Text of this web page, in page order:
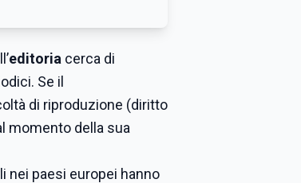
editoria cerca di
Se il
di riproduzione (diritto
momento della sua
nei paesi europei hanno